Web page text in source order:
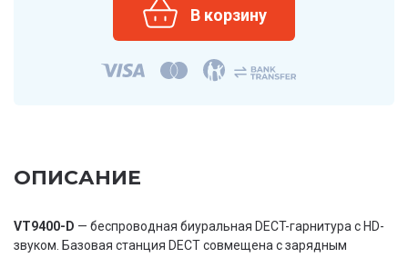
ОПИСАНИЕ
VT9400-D — беспроводная биуральная DECT-гарнитура с HD-
звуком. Базовая станция DECT совмещена с зарядным